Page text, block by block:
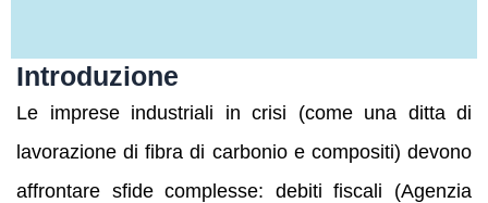
Introduzione
Le imprese industriali in crisi (come una ditta di
lavorazione di fibra di carbonio e compositi) devono
affrontare sfide complesse: debiti fiscali (Agenzia